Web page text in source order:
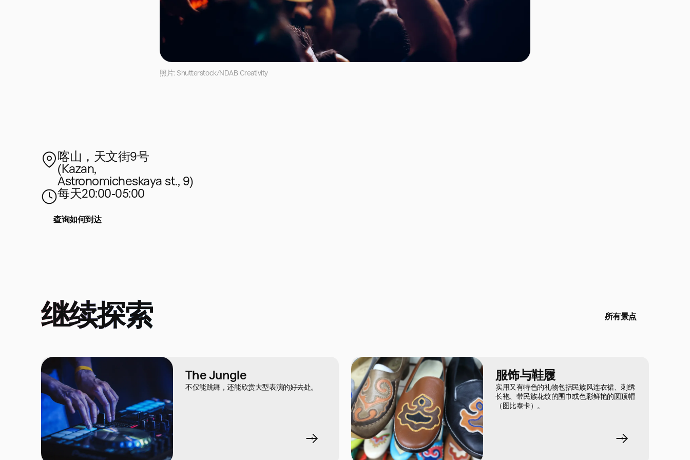
照片: Shutterstock/NDAB Creativity
喀山，天文街9号
(Kazan,
Astronomicheskaya st., 9)
每天20:00‑05:00
查询如何到达
继续探索 所有景点
The Jungle
不仅能跳舞，还能欣赏大型表演的好去处。
服饰与鞋履
实用又有特色的礼物包括民族风连衣裙、刺绣
长袍、带民族花纹的围巾或色彩鲜艳的圆顶帽
（图比泰卡）。